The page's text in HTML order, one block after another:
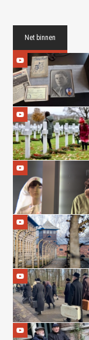
Net binnen